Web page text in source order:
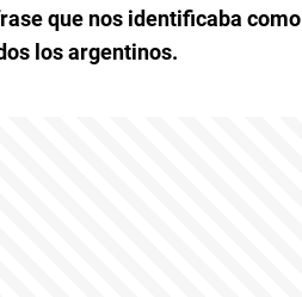
que nos identificaba como
los argentinos.